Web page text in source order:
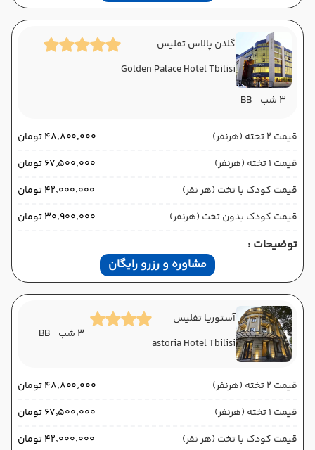
گلدن پالاس تفلیس
Golden Palace Hotel Tbilisi
3 شب
BB
قیمت 2 تخته (هرنفر)
۴۸٬۸۰۰٬۰۰۰ تومان
قیمت 1 تخته (هرنفر)
۶۷٬۵۰۰٬۰۰۰ تومان
قیمت کودک با تخت (هر نفر)
۴۲٬۰۰۰٬۰۰۰ تومان
قیمت کودک بدون تخت (هرنفر)
۳۰٬۹۰۰٬۰۰۰ تومان
توضیحات :
مشاوره و رزرو رایگان
آستوریا تفلیس
astoria Hotel Tbilisi
3 شب BB
قیمت 2 تخته (هرنفر)
۴۸٬۸۰۰٬۰۰۰ تومان
قیمت 1 تخته (هرنفر)
۶۷٬۵۰۰٬۰۰۰ تومان
قیمت کودک با تخت (هر نفر)
۴۲٬۰۰۰٬۰۰۰ تومان